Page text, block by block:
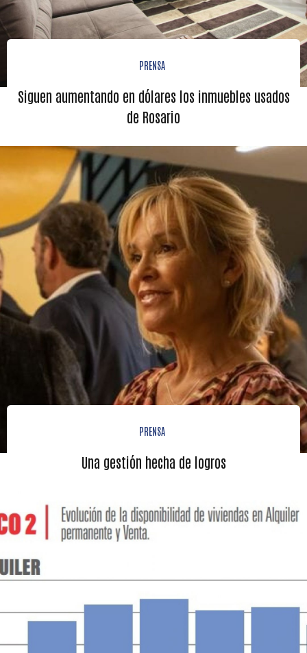
PRENSA
Siguen aumentando en dólares los inmuebles usados
de Rosario
PRENSA
Una gestión hecha de logros